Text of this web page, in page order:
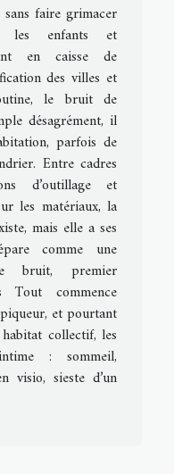
faire grimacer
les enfants et
en caisse de
des villes et
le bruit de
désagrément, il
parfois de
Entre cadres
d’outillage et
les matériaux, la
mais elle a ses
comme une
bruit, premier
Tout commence
et pourtant
collectif, les
: sommeil,
visio, sieste d’un